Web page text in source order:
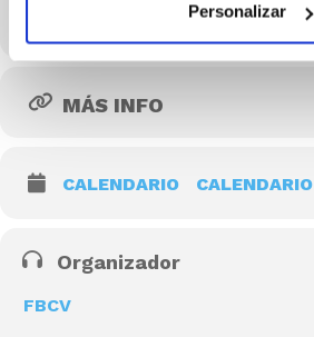
Personalizar
16/01/2022 18:00 - 19:00 (GMT+02:00)
MÁS INFO
CALENDARIO
Organizador
FBCV